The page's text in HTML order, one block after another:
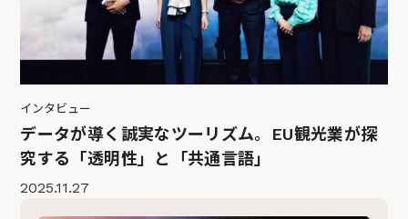
インタビュー
データが導く誠実なツーリズム。EU観光業が探
究する「透明性」と「共通言語」
2025.11.27